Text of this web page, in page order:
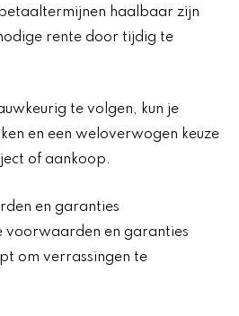
haalbaar zijn
rente door tijdig te
te volgen, kun je
en een weloverwogen keuze
of aankoop.
en garanties
voorwaarden en garanties
om verrassingen te